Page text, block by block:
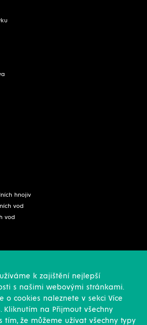
hnojiv
vod
vod
k zajištění nejlepší
s našimi webovými stránkami.
o cookies naleznete v sekci Více
Kliknutím na Přijmout všechny
tím, že můžeme užívat všechny typy